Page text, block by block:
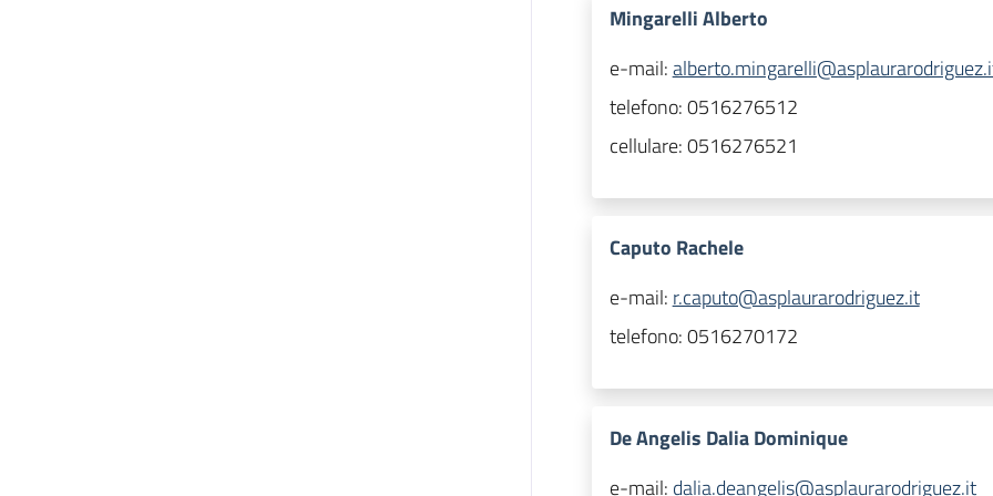
Mingarelli Alberto
e-mail:
telefono:0516276512
cellulare:0516276521
Caputo Rachele
e-mail: r.caputo@asplaurarodriguez.it
telefono:0516270172
De Angelis Dalia Dominique
e-mail: dalia.deangelis@asplaurarodriguez.it